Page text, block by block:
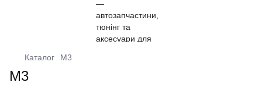
Каталог M3
M3